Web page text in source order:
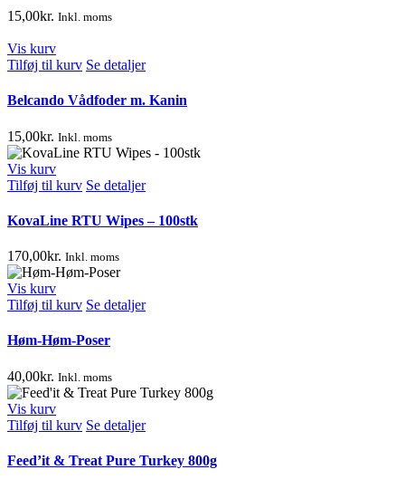
15,00kr. Inkl. moms
Vis kurv
Tilføj til kurv Se detaljer
Belcando Vådfoder m. Kanin
15,00kr. Inkl. moms
Vis kurv
Tilføj til kurv Se detaljer
KovaLine RTU Wipes – 100stk
170,00kr. Inkl. moms
Vis kurv
Tilføj til kurv Se detaljer
Høm-Høm-Poser
40,00kr. Inkl. moms
Vis kurv
Tilføj til kurv Se detaljer
Feed’it & Treat Pure Turkey 800g